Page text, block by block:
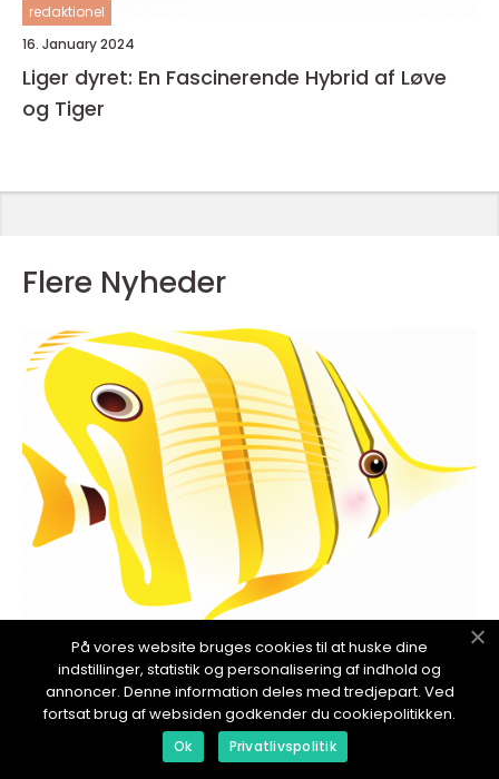
redaktionel
16. January 2024
Liger dyret: En Fascinerende Hybrid af Løve
og Tiger
Flere Nyheder
redaktionel
18. January 2024
Skægagame: En Dybdegående Guide til
Dyreejere og Dyreelskere
På vores website bruges cookies til at huske dine
indstillinger, statistik og personalisering af indhold og
annoncer. Denne information deles med tredjepart. Ved
fortsat brug af websiden godkender du cookiepolitikken.
Ok Privatlivspolitik